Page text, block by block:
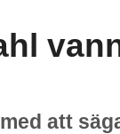
att